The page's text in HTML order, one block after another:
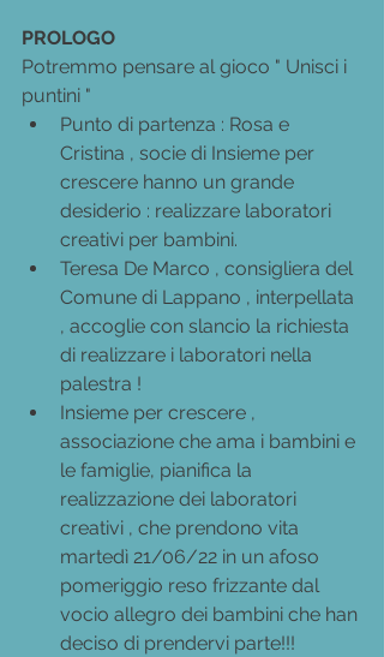
PROLOGO
Potremmo pensare al gioco " Unisci i
puntini "
Punto di partenza : Rosa e
Cristina , socie di Insieme per
crescere hanno un grande
desiderio : realizzare laboratori
creativi per bambini.
Teresa De Marco , consigliera del
Comune di Lappano , interpellata
, accoglie con slancio la richiesta
di realizzare i laboratori nella
palestra !
Insieme per crescere ,
associazione che ama i bambini e
le famiglie, pianifica la
realizzazione dei laboratori
creativi , che prendono vita
martedì 21/06/22 in un afoso
pomeriggio reso frizzante dal
vocio allegro dei bambini che han
deciso di prendervi parte!!!